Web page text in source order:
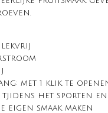
lekvrij
met 1 klik te
het sporten en
eigen smaak maken